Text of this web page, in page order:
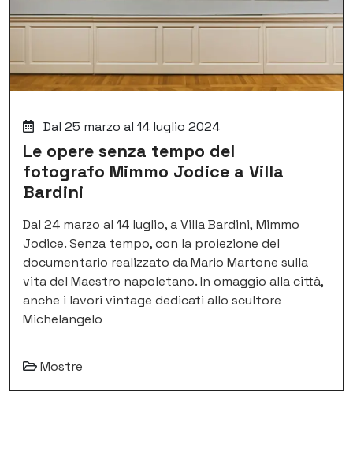
Dal 25 marzo al 14 luglio 2024
Le opere senza tempo del
fotografo Mimmo Jodice a Villa
Bardini
Dal 24 marzo al 14 luglio, a Villa Bardini, Mimmo
Jodice. Senza tempo, con la proiezione del
documentario realizzato da Mario Martone sulla
vita del Maestro napoletano. In omaggio alla città,
anche i lavori vintage dedicati allo scultore
Michelangelo
Mostre